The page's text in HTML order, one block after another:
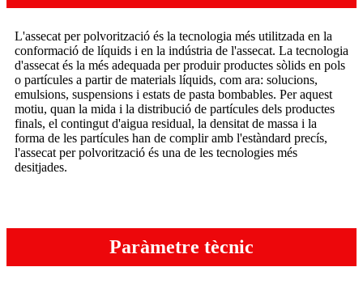
L'assecat per polvorització és la tecnologia més utilitzada en la
conformació de líquids i en la indústria de l'assecat. La tecnologia
d'assecat és la més adequada per produir productes sòlids en pols
o partícules a partir de materials líquids, com ara: solucions,
emulsions, suspensions i estats de pasta bombables. Per aquest
motiu, quan la mida i la distribució de partícules dels productes
finals, el contingut d'aigua residual, la densitat de massa i la
forma de les partícules han de complir amb l'estàndard precís,
l'assecat per polvorització és una de les tecnologies més
desitjades.
Paràmetre tècnic